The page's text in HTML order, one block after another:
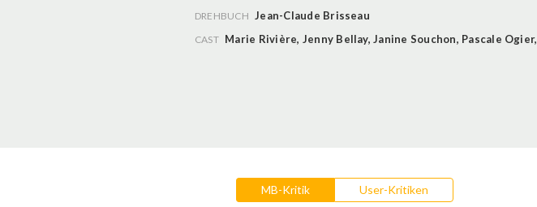
DREHBUCH Jean-Claude Brisseau
CAST Marie Rivière, Jenny Bellay,Janine Souchon, Pascale Ogier,
MB-Kritik User-Kritiken